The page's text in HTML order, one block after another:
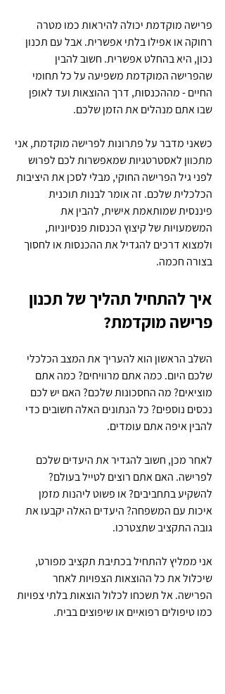
פרישה מוקדמת יכולה להיראות כמו מטרה
רחוקה או אפילו בלתי אפשרית. אבל עם תכנון
נכון, היא בהחלט אפשרית. חשוב להבין
שהפרישה המוקדמת משפיעה על כל תחומי
החיים - מההכנסות, דרך ההוצאות ועד לאופן
שבו אתם מנהלים את הזמן שלכם.
כשאני מדבר על פתרונות לפרישה מוקדמת, אני
מתכוון לאסטרטגיות שמאפשרות לכם לפרוש
לפני גיל הפרישה החוקי, מבלי לסכן את היציבות
הכלכלית שלכם. זה אומר לבנות תוכנית
פיננסית שמותאמת אישית, להבין את
המשמעויות של קיצוץ הכנסות פנסיוניות,
ולמצוא דרכים להגדיל את ההכנסות או לחסוך
בצורה חכמה.
איך להתחיל תהליך של תכנון
פרישה מוקדמת?
השלב הראשון הוא להעריך את המצב הכלכלי
שלכם היום. כמה אתם מרוויחים? כמה אתם
מוציאים? מה החסכונות שלכם? האם יש לכם
נכסים נוספים? כל הנתונים האלה חשובים כדי
להבין איפה אתם עומדים.
לאחר מכן, חשוב להגדיר את היעדים שלכם
לפרישה. האם אתם רוצים לטייל בעולם?
להשקיע בתחביבים? או פשוט ליהנות מזמן
איכות עם המשפחה? היעדים האלה יקבעו את
גובה התקציב שתצטרכו.
אני ממליץ להתחיל בכתיבת תקציב מפורט,
שיכלול את כל ההוצאות הצפויות לאחר
הפרישה. אל תשכחו לכלול הוצאות בלתי צפויות
כמו טיפולים רפואיים או שיפוצים בבית.